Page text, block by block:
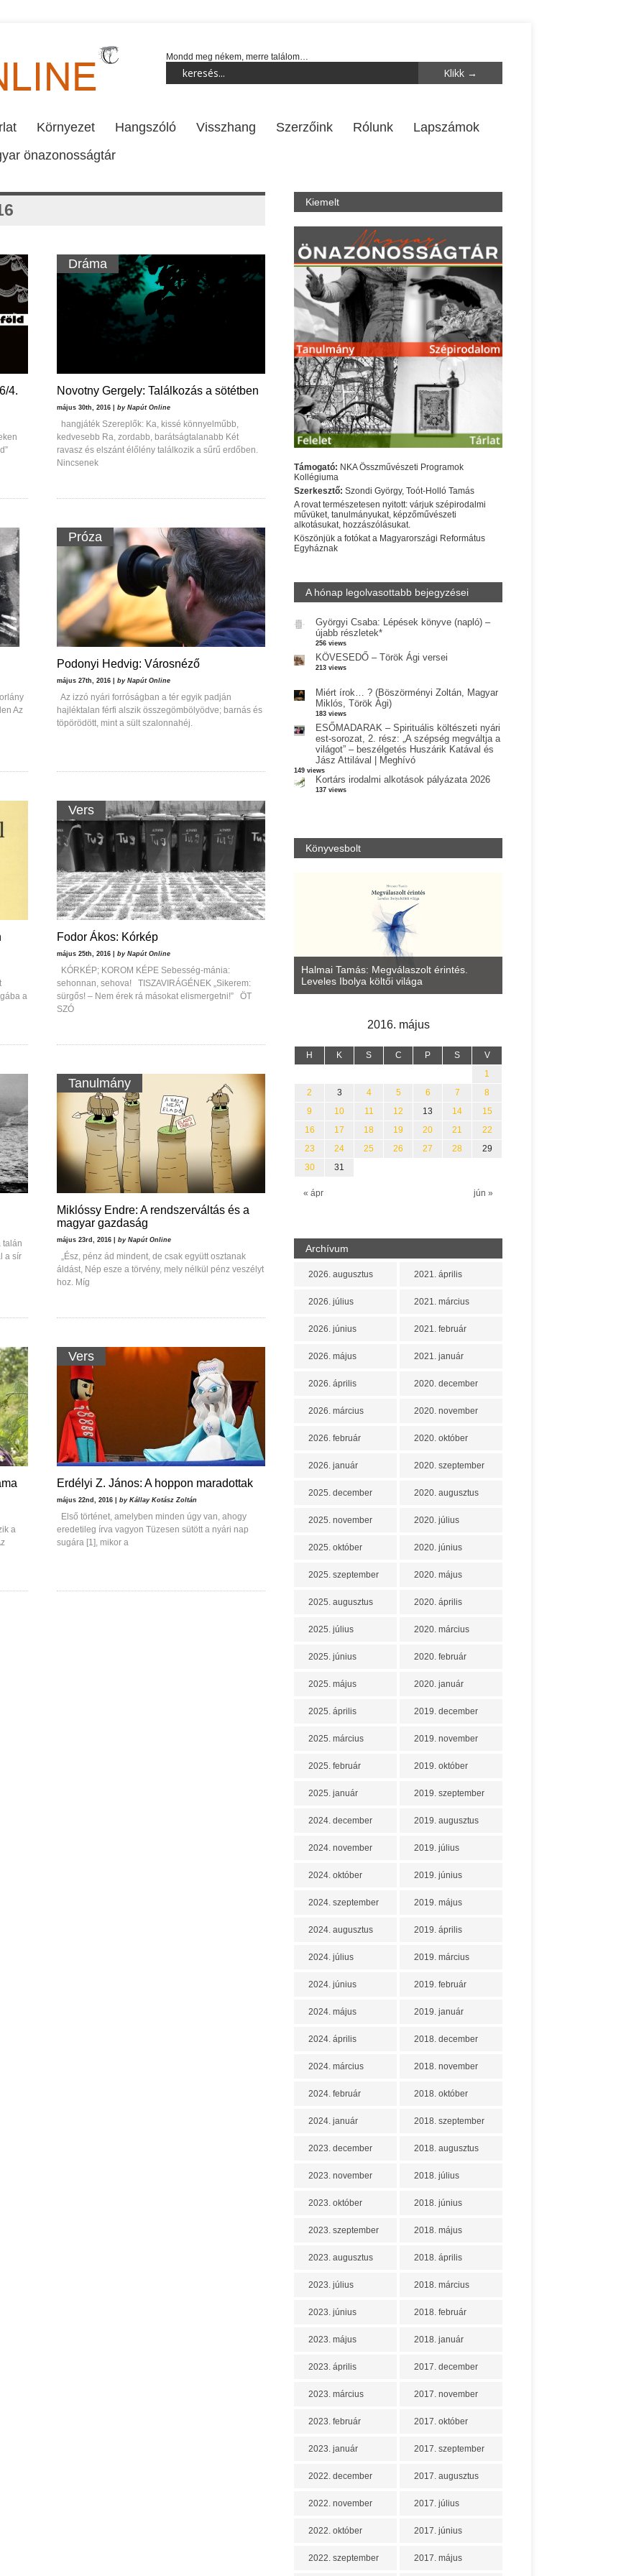
Mondd meg nékem, merre találom…
Környezet Hangszóló Visszhang Szerzőink Rólunk
Lapszámok
önazonosságtár
4.
Dráma
Novotny Gergely: Találkozás a sötétben
május 30th, 2016 | by Napút Online
hangjáték Szereplők: Ka, kissé könnyelműbb,
kedvesebb Ra, zordabb, barátságtalanabb Két
ravasz és elszánt élőlény találkozik a sűrű erdőben.
Nincsenek
Az
Próza
Podonyi Hedvig: Városnéző
május 27th, 2016 | by Napút Online
Az izzó nyári forróságban a tér egyik padján
hajléktalan férfi alszik összegömbölyödve; barnás és
töpörödött, mint a sült szalonnahéj.
a
Vers
Fodor Ákos: Kórkép
május 25th, 2016 | by Napút Online
KÓRKÉP; KOROM KÉPE Sebesség-mánia:
sehonnan, sehova! TISZAVIRÁGÉNEK „Sikerem:
sürgős! – Nem érek rá másokat elismergetni!” ÖT
SZÓ
talán
a sír
Tanulmány
Miklóssy Endre: A rendszerváltás és a
magyar gazdaság
május 23rd, 2016 | by Napút Online
„Ész, pénz ád mindent, de csak együtt osztanak
áldást, Nép esze a törvény, mely nélkül pénz veszélyt
hoz. Míg
a
Vers
Erdélyi Z. János: A hoppon maradottak
május 22nd, 2016 | by Kállay Kotász Zoltán
Első történet, amelyben minden úgy van, ahogy
eredetileg írva vagyon Tüzesen sütött a nyári nap
sugára [1], mikor a
Kiemelt
Támogató: NKA Összművészeti Programok
Kollégiuma
Szerkesztő: Szondi György, Toót-Holló Tamás
A rovat természetesen nyitott: várjuk szépirodalmi
művüket, tanulmányukat, képzőművészeti
alkotásukat, hozzászólásukat.
Köszönjük a fotókat a Magyarországi Református
Egyháznak
A hónap legolvasottabb bejegyzései
Györgyi Csaba: Lépések könyve (napló) –
újabb részletek*
256 views
KÖVESEDŐ – Török Ági versei
213 views
Miért írok… ? (Böszörményi Zoltán, Magyar
Miklós, Török Ági)
183 views
ESŐMADARAK – Spirituális költészeti nyári
est-sorozat, 2. rész: „A szépség megváltja a
világot” – beszélgetés Huszárik Katával és
Jász Attilával | Meghívó
149 views
Kortárs irodalmi alkotások pályázata 2026
137 views
Könyvesbolt
Parvathy Baul: A NAGY LELKEK DALAI.
Bevezetés a bául ösvénybe (Fordította:
Rideg Zsófia)
Halmai Tamás: Megválaszolt érintés.
Leveles Ibolya költői világa
2016. május
H K S C P S V
« ápr jún »
1
2
3 4 5 6 7
8
9
10 11 12 13 14
15
16
17 18 19 20 21
22
23
24 25 26 27 28
29
30
31
Archívum
2026. augusztus
2026. július
2026. június
2026. május
2026. április
2026. március
2026. február
2026. január
2025. december
2025. november
2025. október
2025. szeptember
2025. augusztus
2025. július
2025. június
2025. május
2025. április
2025. március
2025. február
2025. január
2024. december
2024. november
2024. október
2024. szeptember
2024. augusztus
2024. július
2024. június
2024. május
2024. április
2024. március
2024. február
2024. január
2023. december
2023. november
2023. október
2023. szeptember
2023. augusztus
2023. július
2023. június
2023. május
2023. április
2023. március
2023. február
2023. január
2022. december
2022. november
2022. október
2022. szeptember
2021. április
2021. március
2021. február
2021. január
2020. december
2020. november
2020. október
2020. szeptember
2020. augusztus
2020. július
2020. június
2020. május
2020. április
2020. március
2020. február
2020. január
2019. december
2019. november
2019. október
2019. szeptember
2019. augusztus
2019. július
2019. június
2019. május
2019. április
2019. március
2019. február
2019. január
2018. december
2018. november
2018. október
2018. szeptember
2018. augusztus
2018. július
2018. június
2018. május
2018. április
2018. március
2018. február
2018. január
2017. december
2017. november
2017. október
2017. szeptember
2017. augusztus
2017. július
2017. június
2017. május